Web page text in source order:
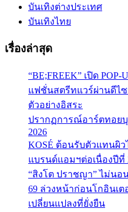
บันเทิงต่างประเทศ
บันเทิงไทย
เรื่องล่าสุด
“BE;FREEK” เปิด POP-
แฟชั่นสตรีทแวร์ผ่านดีไ
ตัวอย่างอิสระ
ปรากฏการณ์อาร์ตทอยบุ
2026
KOSÉ ต้อนรับตัวแทนผิ
แบรนด์แอมฯต่อเนื่องปีที่
“สิงโต ปราชญา” ไม่นอ
69 ล่วงหน้าก่อนโกอินเต
เปลี่ยนแปลงที่ยั่งยืน